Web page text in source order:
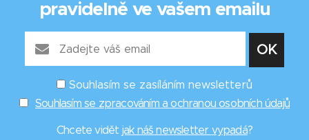
pravidelně ve vašem emailu
Souhlasím se zasíláním newsletterů
Souhlasím se zpracováním a ochranou osobních údajů
Chcete vidět jak náš newsletter vypadá?